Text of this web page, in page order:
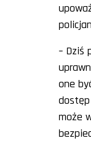
– Dziś
one
może